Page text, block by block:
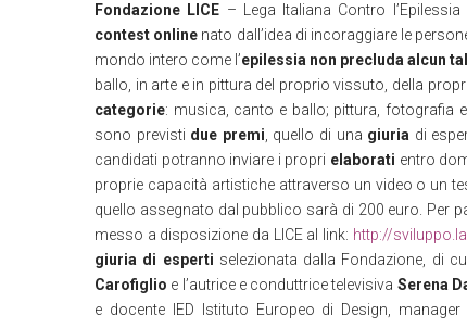
Fondazione LICE – Lega Italiana Contro
contest online nato dall’idea di incoraggiare le
mondo intero come l’epilessia non precluda alcun
ballo, in arte e in pittura del proprio vissuto, della
categorie: musica, canto e ballo; pittura, fotografia
sono previsti due premi , quello di una giuria di
candidati potranno inviare i propri elaborati entro
proprie capacità artistiche attraverso un video o un
quello assegnato dal pubblico sarà di 200 euro. Per
messo a disposizione da LICE al link: http://
giuria di esperti selezionata dalla Fondazione, di
Carofiglio e l’autrice e conduttrice televisiva Serena
e docente IED Istituto Europeo di Design,